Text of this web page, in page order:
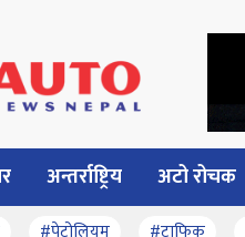
अन्तर्राष्ट्रिय अटो रोचक